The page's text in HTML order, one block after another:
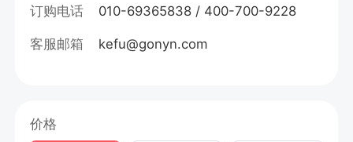
订购电话 010-69365838 / 400-700-9228
客服邮箱 kefu@gonyn.com
价格